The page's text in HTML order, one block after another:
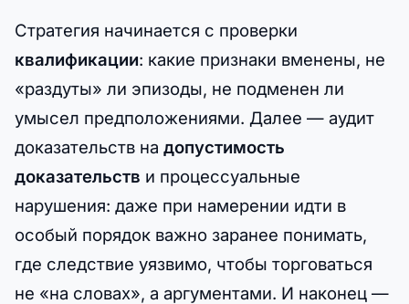
Стратегия начинается с проверки
квалификации: какие признаки вменены, не
«раздуты» ли эпизоды, не подменен ли
умысел предположениями. Далее — аудит
доказательств на допустимость
доказательств и процессуальные
нарушения: даже при намерении идти в
особый порядок важно заранее понимать,
где следствие уязвимо, чтобы торговаться
не «на словах», а аргументами. И наконец —